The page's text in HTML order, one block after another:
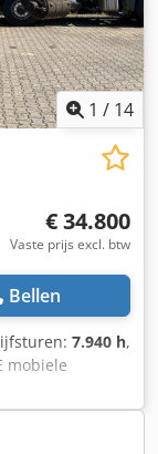
1 / 14
€ 34.800
Vaste prijs excl. btw
Bellen
7.940 h,
mobiele
Case
uur